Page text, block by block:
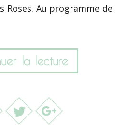
Roses. Au programme de